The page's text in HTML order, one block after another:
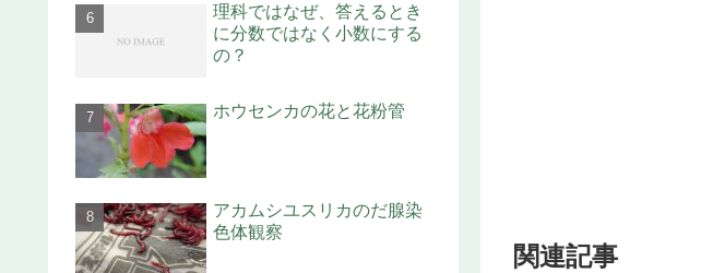
関連記事
理科ではなぜ、答えるとき
に分数ではなく小数にする
の？
ホウセンカの花と花粉管
アカムシユスリカのだ腺染
色体観察